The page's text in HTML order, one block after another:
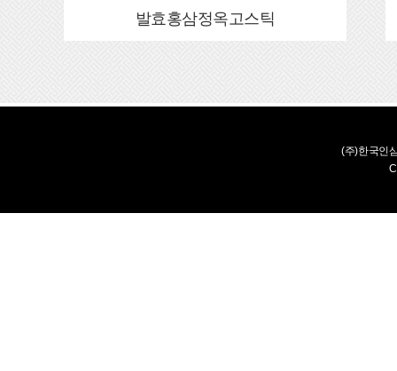
발효홍삼정옥고스틱
(주)한국인